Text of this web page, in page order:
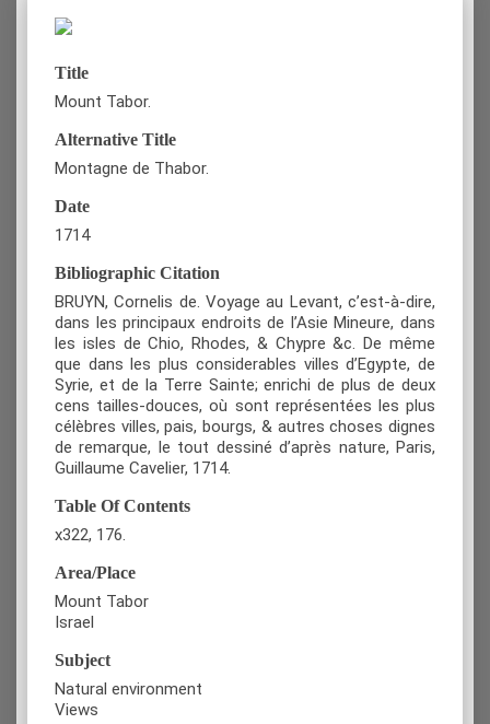
Title
Mount Tabor.
Alternative Title
Montagne de Thabor.
Date
1714
Bibliographic Citation
BRUYN, Cornelis de. Voyage au Levant, c’est-à-dire,
dans les principaux endroits de l’Asie Mineure, dans
les isles de Chio, Rhodes, & Chypre &c. De même
que dans les plus considerables villes d’Egypte, de
Syrie, et de la Terre Sainte; enrichi de plus de deux
cens tailles-douces, où sont représentées les plus
célèbres villes, pais, bourgs, & autres choses dignes
de remarque, le tout dessiné d’après nature, Paris,
Guillaume Cavelier, 1714.
Table Of Contents
x322, 176.
Area/Place
Mount Tabor
Israel
Subject
Natural environment
Views